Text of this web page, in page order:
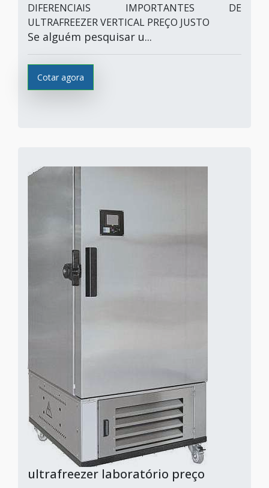
DIFERENCIAIS IMPORTANTES DE
ULTRAFREEZER VERTICAL PREÇO JUSTO
Se alguém pesquisar u...
Cotar agora
ultrafreezer laboratório preço